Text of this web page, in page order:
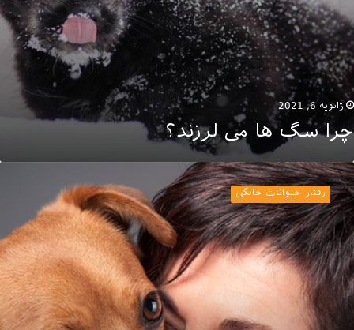
ژانویه 6, 2021
چرا سگ ها می لرزند؟
نکاتی
که
درباره
وابستگی
سگ
به
صاحبش
باید
بدانید!
رفتار حیوانات خانگی